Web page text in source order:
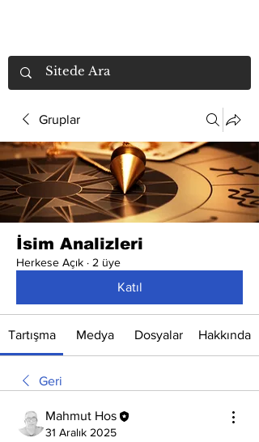
Gruplar
İsim Analizleri
Herkese Açık · 2 üye
Katıl
Tartışma Medya Dosyalar Hakkında
Geri
Mahmut Hos
31 Aralık 2025